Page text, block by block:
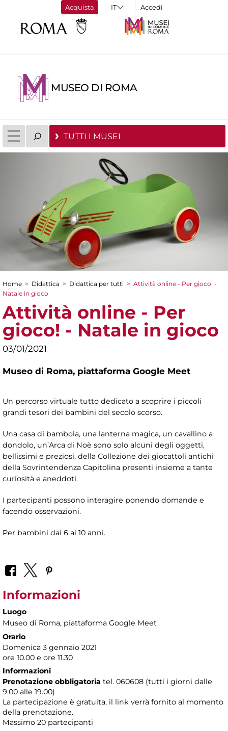
Acquista Accedi
MUSEO DI ROMA
TUTTI I MUSEI
Tu sei qui
Home > Didattica > Didattica per tutti > Attività online - Per gioco! -
Natale in gioco
Attività online - Per
gioco! - Natale in gioco
03/01/2021
Museo di Roma, piattaforma Google Meet
Un percorso virtuale tutto dedicato a scoprire i piccoli
grandi tesori dei bambini del secolo scorso.
Una casa di bambola, una lanterna magica, un cavallino a
dondolo, un’Arca di Noè sono solo alcuni degli oggetti,
bellissimi e preziosi, della Collezione dei giocattoli antichi
della Sovrintendenza Capitolina presenti insieme a tante
curiosità e aneddoti.
I partecipanti possono interagire ponendo domande e
facendo osservazioni.
Per bambini dai 6 ai 10 anni.
Informazioni
Luogo
Museo di Roma, piattaforma Google Meet
Orario
Domenica 3 gennaio 2021
ore 10.00 e ore 11.30
Informazioni
Prenotazione obbligatoria tel. 060608 (tutti i giorni dalle
9.00 alle 19.00)
La partecipazione è gratuita, il link verrà fornito al momento
della prenotazione.
Massimo 20 partecipanti